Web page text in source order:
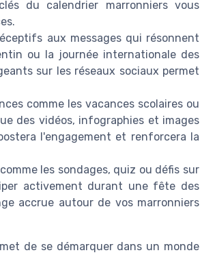
du calendrier marronniers vous
aux messages qui résonnent
ou la journée internationale des
sur les réseaux sociaux permet
comme les vacances scolaires ou
des vidéos, infographies et images
l'engagement et renforcera la
les sondages, quiz ou défis sur
activement durant une fête des
accrue autour de vos marronniers
de se démarquer dans un monde